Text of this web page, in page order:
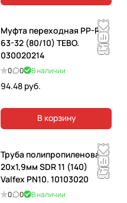
Муфта переходная PP-R
63-32 (80/10) TEBO.
030020214
0 0 В наличии
94.48 руб.
В корзину
Труба полипропиленовая
20x1,9мм SDR 11 (140)
Valfex PN10. 10103020
0 0 В наличии